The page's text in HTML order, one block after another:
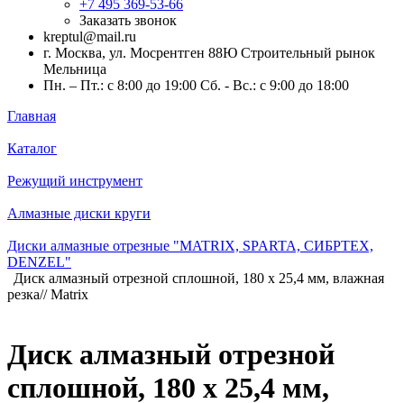
+7 495 369-53-66
Заказать звонок
kreptul@mail.ru
г. Москва, ул. Мосрентген 88Ю Строительный рынок
Мельница
Пн. – Пт.: с 8:00 до 19:00 Сб. - Вс.: с 9:00 до 18:00
Главная
Каталог
Режущий инструмент
Алмазные диски круги
Диски алмазные отрезные "MATRIX, SPARTA, СИБРТЕХ,
DENZEL"
Диск алмазный отрезной сплошной, 180 х 25,4 мм, влажная
резка// Matrix
Диск алмазный отрезной
сплошной, 180 х 25,4 мм,